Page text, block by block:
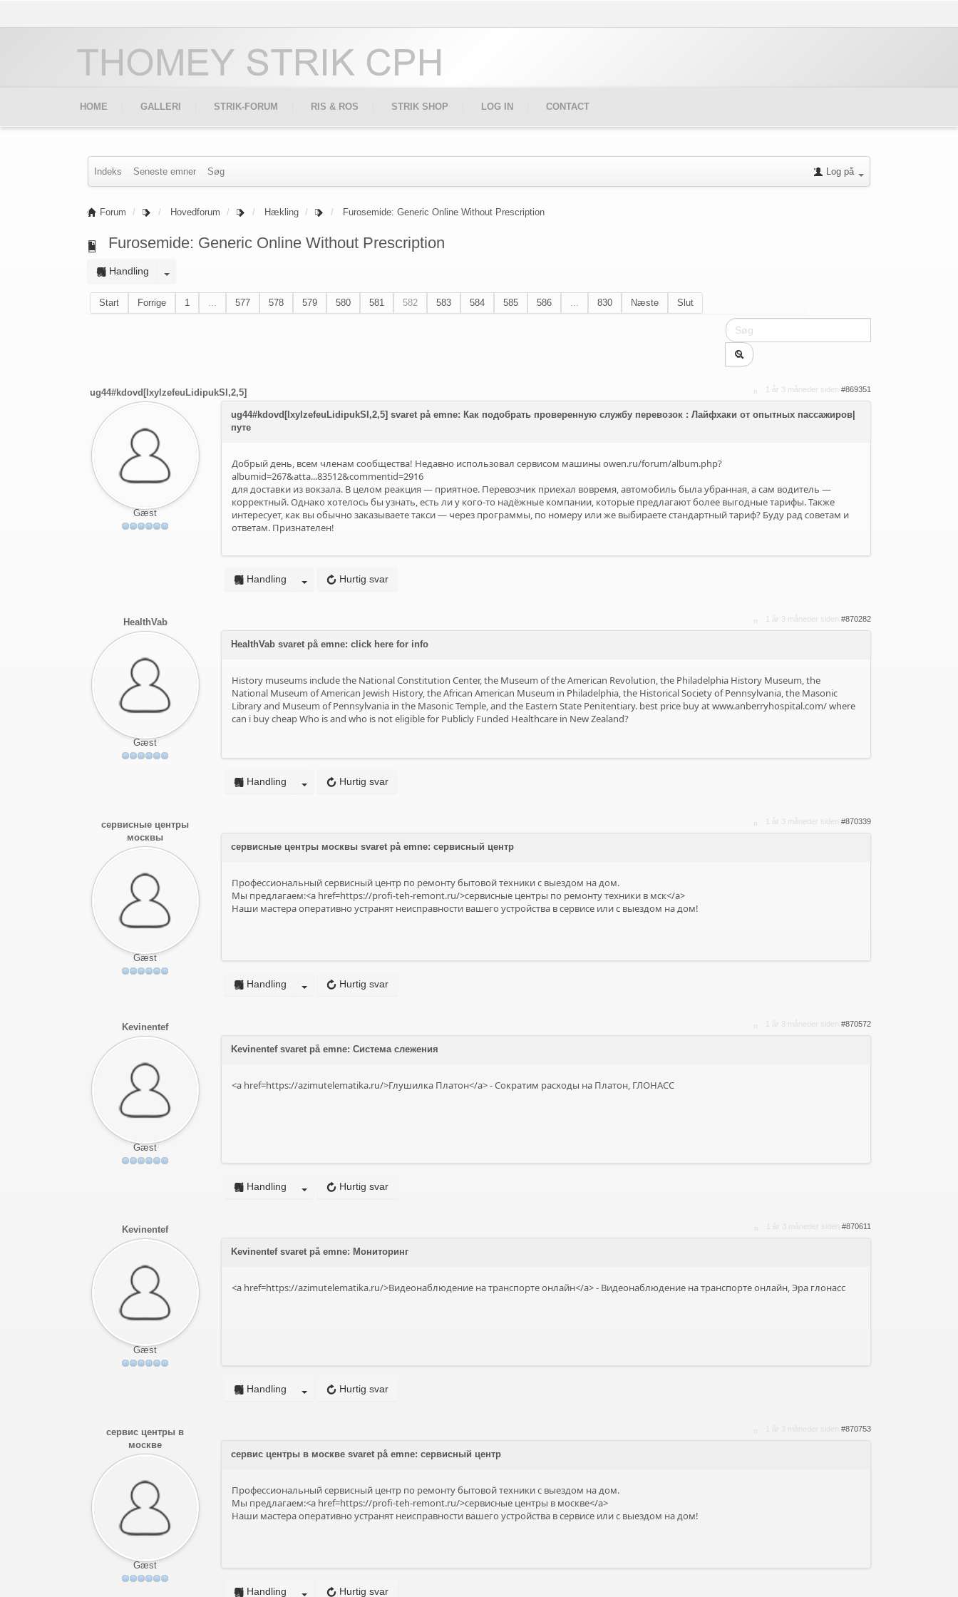
HOME GALLERI STRIK-FORUM RIS & ROS STRIK SHOP LOG IN CONTACT
Indeks Seneste emner Søg Log på
Forum Hovedforum Hækling Furosemide: Generic Online Without Prescription
Furosemide: Generic Online Without Prescription
Handling
Start Forrige 1 ... 577 578 579 580 581 582 583 584 585 586 ... 830 Næste Slut
ug44#kdovd[IxylzefeuLidipukSI,2,5]
Gæst
1 år 3 måneder siden #869351
ug44#kdovd[IxylzefeuLidipukSI,2,5] svaret på emne: Как подобрать проверенную службу перевозок : Лайфхаки от опытных пассажиров|
путе
Добрый день, всем членам сообщества! Недавно использовал сервисом машиныowen.ru/forum/album.php?
albumid=267&atta...83512&commentid=2916
для доставки из вокзала. В целом реакция — приятное. Перевозчик приехал вовремя, автомобиль была убранная, а сам водитель —
корректный. Однако хотелось бы узнать, есть ли у кого-то надёжные компании, которые предлагают более выгодные тарифы. Также
интересует, как вы обычно заказываете такси — через программы, по номеру или же выбираете стандартный тариф? Буду рад советам и
ответам. Признателен!
Hurtig svar
Handling
HealthVab
Gæst
1 år 3 måneder siden #870282
HealthVab svaret på emne: click here for info
History museums include the National Constitution Center, the Museum of the American Revolution, the Philadelphia History Museum, the
National Museum of American Jewish History, the African American Museum in Philadelphia, the Historical Society of Pennsylvania, the Masonic
Library and Museum of Pennsylvania in the Masonic Temple, and the Eastern State Penitentiary. best price buy atwww.anberryhospital.com/where
can i buy cheap Who is and who is not eligible for Publicly Funded Healthcare in New Zealand?
Hurtig svar
Handling
сервисные центры
москвы
Gæst
1 år 3 måneder siden #870339
сервисные центры москвы svaret på emne: сервисный центр
Профессиональный сервисный центр по ремонту бытовой техники с выездом на дом.
Мы предлагаем:<a href=https://profi-teh-remont.ru/>сервисные центры по ремонту техники в мск</a>
Наши мастера оперативно устранят неисправности вашего устройства в сервисе или с выездом на дом!
Hurtig svar
Handling
Kevinentef
Gæst
1 år 3 måneder siden #870572
Kevinentef svaret på emne: Система слежения
<a href=https://azimutelematika.ru/>Глушилка Платон</a> - Сократим расходы на Платон, ГЛОНАСС
Hurtig svar
Handling
Kevinentef
Gæst
#870611
Kevinentef svaret på emne: Мониторинг
<a href=https://azimutelematika.ru/>Видеонаблюдение на транспорте онлайн</a> - Видеонаблюдение на транспорте онлайн, Эра глонасс
Hurtig svar
Handling
сервис центры в
москве
Gæst
#870753
сервис центры в москве svaret på emne: сервисный центр
Профессиональный сервисный центр по ремонту бытовой техники с выездом на дом.
Мы предлагаем:<a href=https://profi-teh-remont.ru/>сервисные центры в москве</a>
Наши мастера оперативно устранят неисправности вашего устройства в сервисе или с выездом на дом!
Hurtig svar
Handling